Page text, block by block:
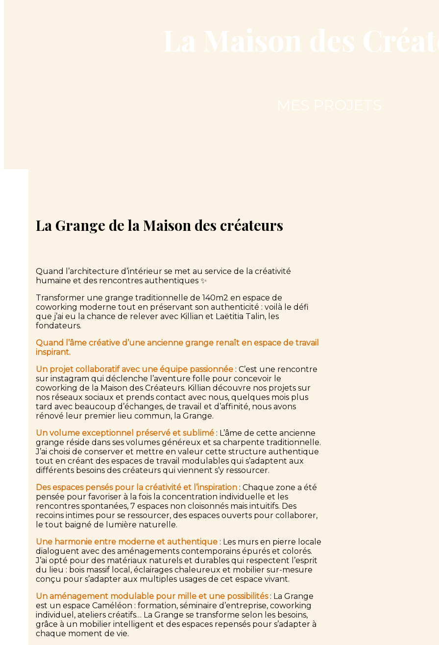
La Maison des
MES PROJETS
La Grange de la Maison des créateurs
Quand l’architecture d’intérieur se met au service de la créativité
humaine et des rencontres authentiques ✨
Transformer une grange traditionnelle de 140m2 en espace de
coworking moderne tout en préservant son authenticité : voilà le défi
que j’ai eu la chance de relever avec Killian et Laëtitia Talin, les
fondateurs.
Quand l’âme créative d’une ancienne grange renaît en espace de travail
inspirant.
Un projet collaboratif avec une équipe passionnée : C’est une rencontre
sur instagram qui déclenche l’aventure folle pour concevoir le
coworking de la Maison des Créateurs. Killian découvre nos projets sur
nos réseaux sociaux et prends contact avec nous, quelques mois plus
tard avec beaucoup d’échanges, de travail et d’affinité, nous avons
rénové leur premier lieu commun, la Grange.
Un volume exceptionnel préservé et sublimé : L’âme de cette ancienne
grange réside dans ses volumes généreux et sa charpente traditionnelle.
J’ai choisi de conserver et mettre en valeur cette structure authentique
tout en créant des espaces de travail modulables qui s’adaptent aux
différents besoins des créateurs qui viennent s’y ressourcer.
Des espaces pensés pour la créativité et l’inspiration : Chaque zone a été
pensée pour favoriser à la fois la concentration individuelle et les
rencontres spontanées, 7 espaces non cloisonnés mais intuitifs. Des
recoins intimes pour se ressourcer, des espaces ouverts pour collaborer,
le tout baigné de lumière naturelle.
Une harmonie entre moderne et authentique : Les murs en pierre locale
dialoguent avec des aménagements contemporains épurés et colorés.
J’ai opté pour des matériaux naturels et durables qui respectent l’esprit
du lieu : bois massif local, éclairages chaleureux et mobilier sur-mesure
conçu pour s’adapter aux multiples usages de cet espace vivant.
Un aménagement modulable pour mille et une possibilités: La Grange
est un espace Caméléon : formation, séminaire d’entreprise, coworking
individuel, ateliers créatifs… La Grange se transforme selon les besoins,
grâce à un mobilier intelligent et des espaces repensés pour s’adapter à
chaque moment de vie.